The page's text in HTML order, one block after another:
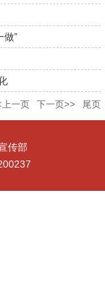
做”
上一页 下一页>> 尾页
传部